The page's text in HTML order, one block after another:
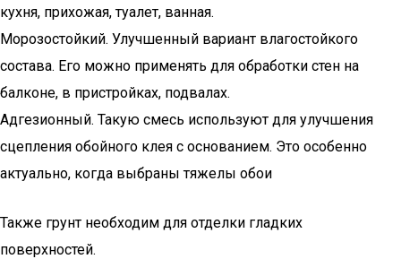
кухня, прихожая, туалет, ванная.
Морозостойкий. Улучшенный вариант влагостойкого
состава. Его можно применять для обработки стен на
балконе, в пристройках, подвалах.
Адгезионный. Такую смесь используют для улучшения
сцепления обойного клея с основанием. Это особенно
актуально, когда выбраны тяжелы обои
Также грунт необходим для отделки гладких
поверхностей.